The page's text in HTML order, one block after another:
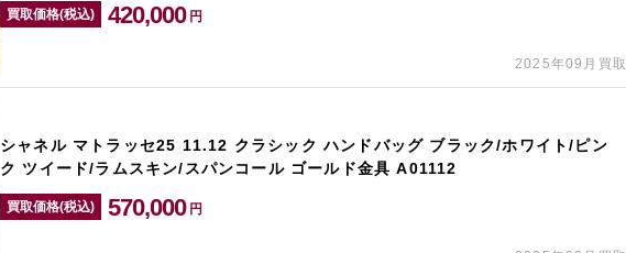
買取価格(税込) 420,000 円
2025年09月買取
シャネル マトラッセ25 11.12 クラシック ハンドバッグ ブラック/ホワイト/ピン
ク ツイード/ラムスキン/スパンコール ゴールド金具 A01112
買取価格(税込) 570,000 円